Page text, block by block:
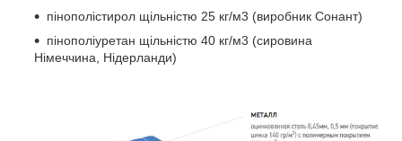
пінополістирол щільністю 25 кг/м3 (виробник Сонант)
пінополіуретан щільністю 40 кг/м3 (сировина
Німеччина, Нідерланди)